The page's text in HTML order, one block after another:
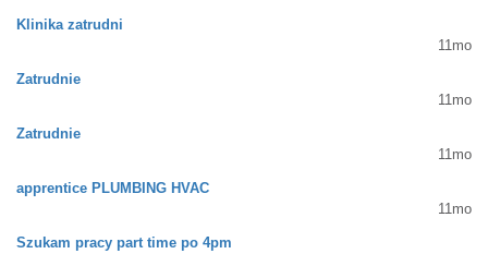
Klinika zatrudni
11mo
Zatrudnie
11mo
Zatrudnie
11mo
apprentice PLUMBING HVAC
11mo
Szukam pracy part time po 4pm